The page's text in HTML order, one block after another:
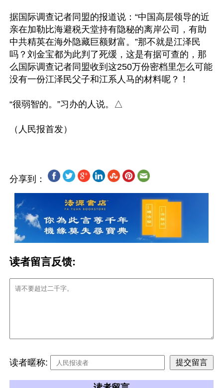
据国际调查记者同盟的报道说：“中国高层领导的近
亲在加勒比海避税天堂持有隐秘的离岸公司，有助
中共精英在海外隐藏巨额财富。”那不就是江泽民
吗？刘金宝都为此判了死缓，这是有据可查的，那
么国际调查记者同盟收到这250万份密档里怎么可能
没有一份江泽民父子和江系人马的材料呢？！
“很弱智的。”习办的人说。△
分享到：
读者留言反馈:
读者暱称: